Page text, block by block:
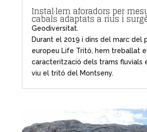
Instal·lem aforadors per
cabals adaptats a rius i
Geodiversitat.
Durant el 2019 i dins del marc del
europeu Life Tritó, hem treballat
caracterització dels trams fluvials
viu el tritó del Montseny.